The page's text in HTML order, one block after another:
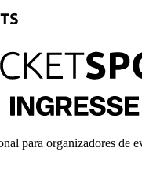
para organizadores de